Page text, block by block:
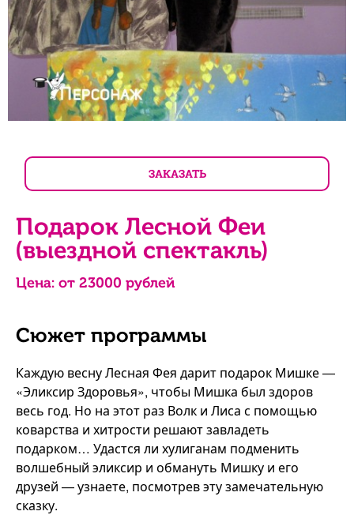
ЗАКАЗАТЬ
Подарок Лесной Феи
(выездной спектакль)
Цена: от 23000 рублей
Сюжет программы
Каждую весну Лесная Фея дарит подарок Мишке —
«Эликсир Здоровья», чтобы Мишка был здоров
весь год. Но на этот раз Волк и Лиса с помощью
коварства и хитрости решают завладеть
подарком… Удастся ли хулиганам подменить
волшебный эликсир и обмануть Мишку и его
друзей — узнаете, посмотрев эту замечательную
сказку.